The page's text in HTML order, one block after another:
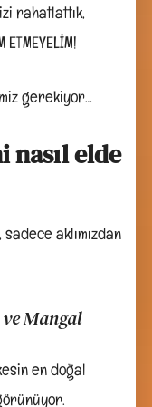
rahatlattık,
gerekiyor…
elde
aklımızdan
Mangal
en doğal